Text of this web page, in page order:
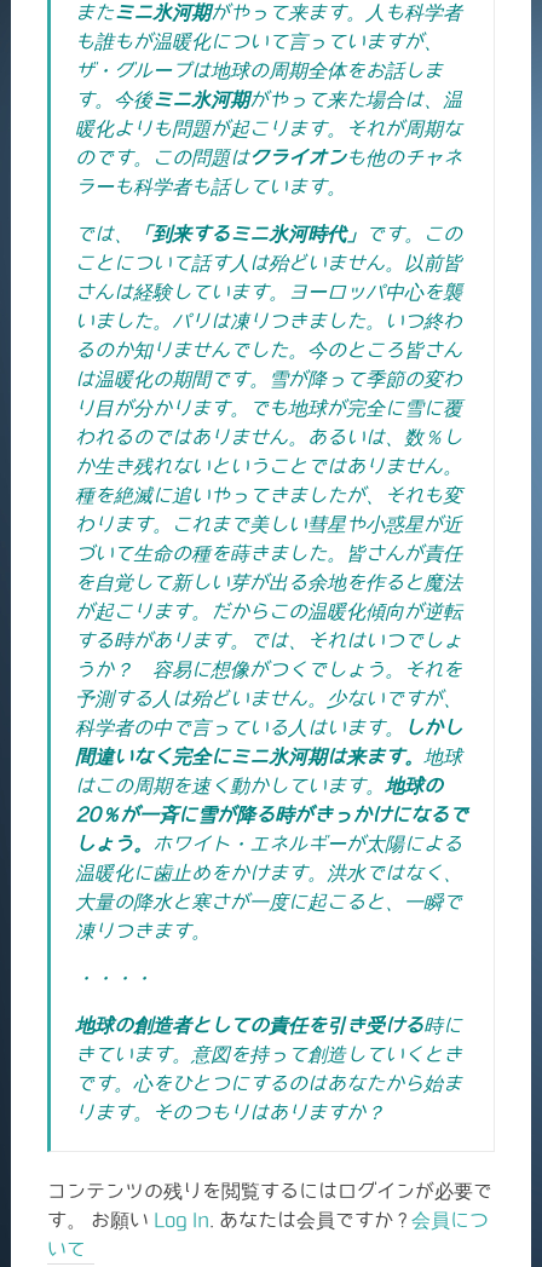
またミニ氷河期がやって来ます。人も科学者
も誰もが温暖化について言っていますが、
ザ・グループは地球の周期全体をお話しま
す。今後ミニ氷河期がやって来た場合は、温
暖化よりも問題が起こります。それが周期な
のです。この問題はクライオンも他のチャネ
ラーも科学者も話しています。
では、 「到来するミニ氷河時代」
です。この
ことについて話す人は殆どいません。以前皆
さんは経験しています。ヨーロッパ中心を襲
いました。パリは凍りつきました。いつ終わ
るのか知りませんでした。今のところ皆さん
は温暖化の期間です。雪が降って季節の変わ
り目が分かります。でも地球が完全に雪に覆
われるのではありません。あるいは、数％し
か生き残れないということではありません。
種を絶滅に追いやってきましたが、それも変
わります。これまで美しい彗星や小惑星が近
づいて生命の種を蒔きました。皆さんが責任
を自覚して新しい芽が出る余地を作ると魔法
が起こります。だからこの温暖化傾向が逆転
する時があります。では、それはいつでしょ
うか？ 容易に想像がつくでしょう。それを
予測する人は殆どいません。少ないですが、
科学者の中で言っている人はいます。
しかし
間違いなく完全にミニ氷河期は来ます。
地球
はこの周期を速く動かしています。 地球の
20％が一斉に雪が降る時がきっかけになるで
しょう。
ホワイト・エネルギーが太陽による
温暖化に歯止めをかけます。洪水ではなく、
大量の降水と寒さが一度に起こると、一瞬で
凍りつきます。
・・・・
地球の創造者としての責任を引き受ける時に
きています。意図を持って創造していくとき
です。心をひとつにするのはあなたから始ま
ります。そのつもりはありますか？
コンテンツの残りを閲覧するにはログインが必要で
す。 お願い Log In . あなたは会員ですか ? 会員につ
いて